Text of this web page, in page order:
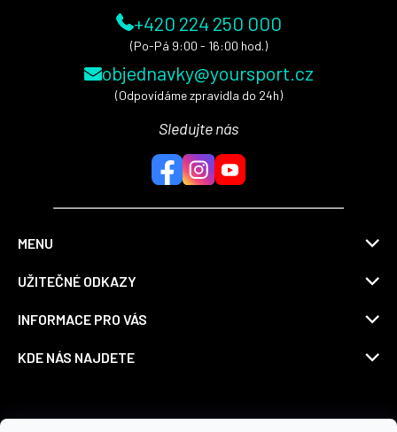
+420 224 250 000
(Po-Pá 9:00 - 16:00 hod.)
objednavky@yoursport.cz
(Odpovídáme zpravidla do 24h)
Sledujte nás
MENU
UŽITEČNÉ ODKAZY
INFORMACE PRO VÁS
KDE NÁS NAJDETE